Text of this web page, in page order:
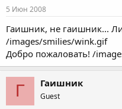
5 Июн 2008
Гаишник, не гаишник...
/images/smilies/wink.gif
Добро пожаловать! /
Г Гаишник
Guest